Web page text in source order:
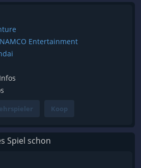
Entertainment
Koop
Spiel schon